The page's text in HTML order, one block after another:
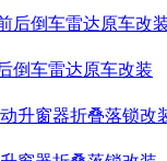
倒车雷达原车改装